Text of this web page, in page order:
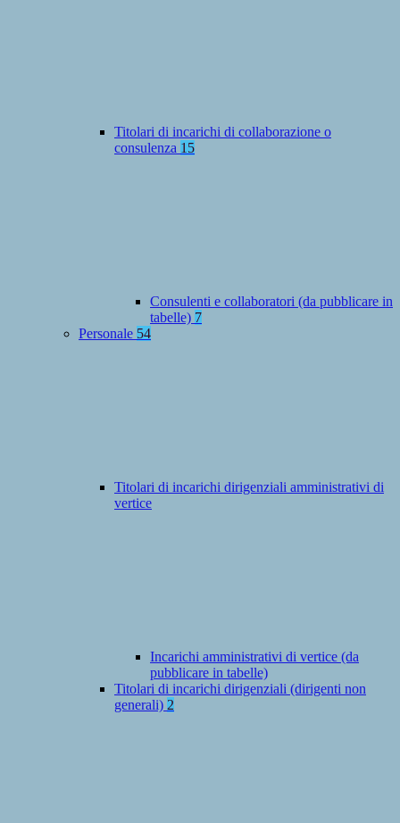
Titolari di incarichi di collaborazione o
consulenza 15
Consulenti e collaboratori (da pubblicare in
tabelle) 7
Personale 54
Titolari di incarichi dirigenziali amministrativi di
vertice
Incarichi amministrativi di vertice (da
pubblicare in tabelle)
Titolari di incarichi dirigenziali (dirigenti non
generali) 2